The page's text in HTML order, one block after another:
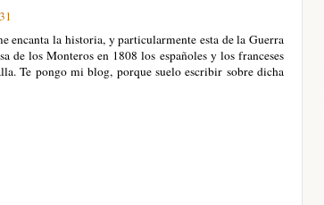
la historia, y particularmente esta de la Guerra
de los Monteros en 1808 los españoles y los franceses
Te pongo mi blog, porque suelo escribir sobre dicha